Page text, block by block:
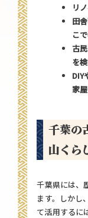
リ
田
こ
古
を
DIY
家
千葉の
山くら
千葉県には、
ます。しかし
て活用するに